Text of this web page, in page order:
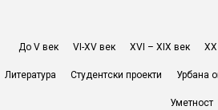
До V век VI-XV век XVI – XIX век ХХ
Литература Студентски проекти Урбана
Уметност